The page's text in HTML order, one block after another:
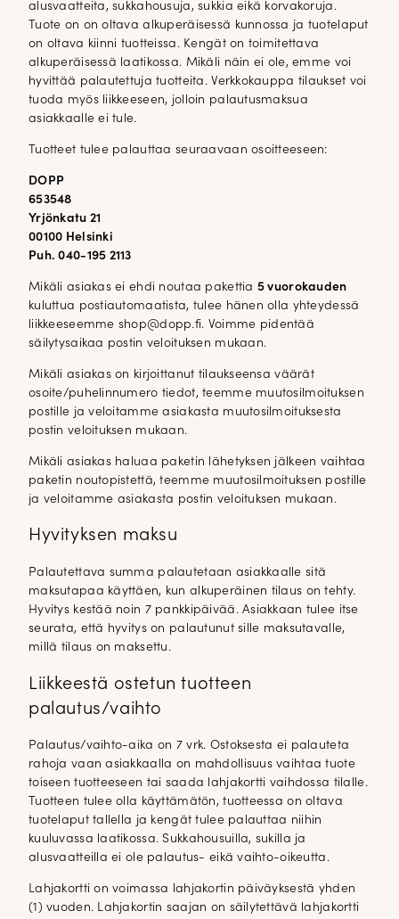
alusvaatteita, sukkahousuja, sukkia eikä korvakoruja.
Tuote on on oltava alkuperäisessä kunnossa ja tuotelaput
on oltava kiinni tuotteissa. Kengät on toimitettava
alkuperäisessä laatikossa. Mikäli näin ei ole, emme voi
hyvittää palautettuja tuotteita. Verkkokauppa tilaukset voi
tuoda myös liikkeeseen, jolloin palautusmaksua
asiakkaalle ei tule.
Tuotteet tulee palauttaa seuraavaan osoitteeseen:
DOPP
653548
Yrjönkatu 21
00100 Helsinki
Puh. 040-195 2113
Mikäli asiakas ei ehdi noutaa pakettia 5 vuorokauden
kuluttua postiautomaatista, tulee hänen olla yhteydessä
liikkeeseemme shop@dopp.fi. Voimme pidentää
säilytysaikaa postin veloituksen mukaan.
Mikäli asiakas on kirjoittanut tilaukseensa väärät
osoite/puhelinnumero tiedot, teemme muutosilmoituksen
postille ja veloitamme asiakasta muutosilmoituksesta
postin veloituksen mukaan.
Mikäli asiakas haluaa paketin lähetyksen jälkeen vaihtaa
paketin noutopistettä, teemme muutosilmoituksen postille
ja veloitamme asiakasta postin veloituksen mukaan.
Hyvityksen maksu
Palautettava summa palautetaan asiakkaalle sitä
maksutapaa käyttäen, kun alkuperäinen tilaus on tehty.
Hyvitys kestää noin 7 pankkipäivää. Asiakkaan tulee itse
seurata, että hyvitys on palautunut sille maksutavalle,
millä tilaus on maksettu.
Liikkeestä ostetun tuotteen
palautus/vaihto
Palautus/vaihto-aika on 7 vrk. Ostoksesta ei palauteta
rahoja vaan asiakkaalla on mahdollisuus vaihtaa tuote
toiseen tuotteeseen tai saada lahjakortti vaihdossa tilalle.
Tuotteen tulee olla käyttämätön, tuotteessa on oltava
tuotelaput tallella ja kengät tulee palauttaa niihin
kuuluvassa laatikossa. Sukkahousuilla, sukilla ja
alusvaatteilla ei ole palautus- eikä vaihto-oikeutta.
Lahjakortti on voimassa lahjakortin päiväyksestä yhden
(1) vuoden. Lahjakortin saajan on säilytettävä lahjakortti